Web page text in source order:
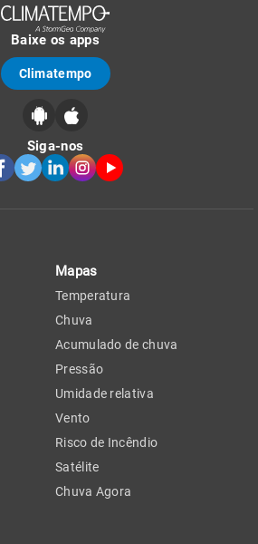
Baixe os apps
Climatempo
Siga-nos
Mapas
Temperatura
Chuva
Acumulado de chuva
Pressão
Umidade relativa
Vento
Risco de Incêndio
Satélite
Chuva Agora